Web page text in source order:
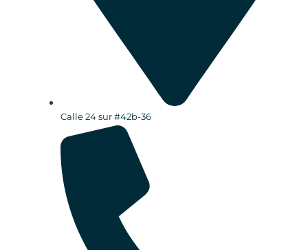
Calle 24 sur #42b-36